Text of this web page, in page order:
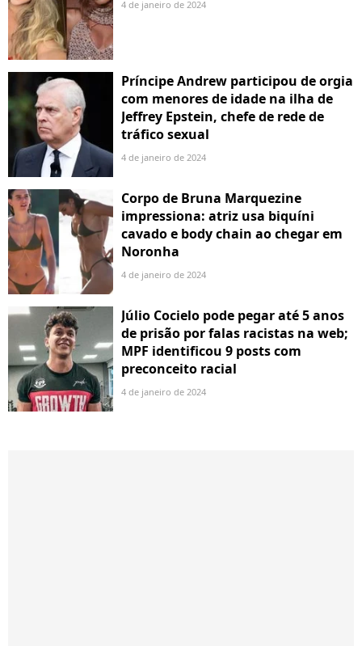
4 de janeiro de 2024
Príncipe Andrew participou de orgia
com menores de idade na ilha de
Jeffrey Epstein, chefe de rede de
tráfico sexual
4 de janeiro de 2024
Corpo de Bruna Marquezine
impressiona: atriz usa biquíni
cavado e body chain ao chegar em
Noronha
4 de janeiro de 2024
Júlio Cocielo pode pegar até 5 anos
de prisão por falas racistas na web;
MPF identificou 9 posts com
preconceito racial
4 de janeiro de 2024